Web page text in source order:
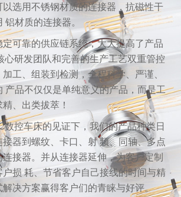
选用不锈钢材质的连接器，抗磁性干
材质的连接器。
可靠的供应链系统，大大提高了产品
心研发团队和完善的生产工艺双重管控
工、组装到检测，全程科学、严谨、
产品不仅仅是单纯意义的产品，而是工
、出类拔萃！
数控车床的见证下，我们的产品种类日
器到螺纹、卡口、射 频、同轴、多点
接器。并从连接器延伸，为客户定制
损 耗、节省客户自己接线的时间与精
决方案赢得客户们的青睐与好评。